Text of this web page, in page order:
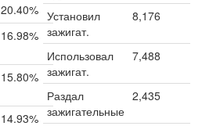
20.40%
16.98%
15.80%
14.93%
Установил
зажигат.
8,176
Использовал
зажигат.
7,488
Раздал
зажигательные
2,435